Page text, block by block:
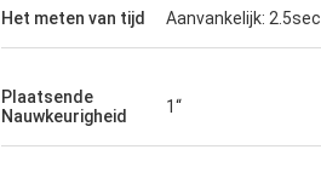
Het meten van tijd Aanvankelijk: 2.5sec
Plaatsende
Nauwkeurigheid
1“